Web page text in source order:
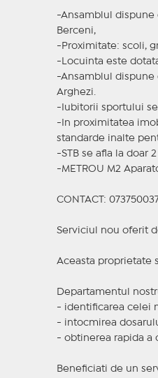
-Ansamblul dispune
Berceni,
-Proximitate: scoli,
-Locuinta este
-Ansamblul dispune
Arghezi.
-Iubitorii sportului se
-In proximitatea
standarde inalte
-STB se afla la doar
-METROU M2
CONTACT:
Serviciul nou oferit
Aceasta proprietate
Departamentul
- identificarea celei
- intocmirea
- obtinerea rapida a
Beneficiati de un